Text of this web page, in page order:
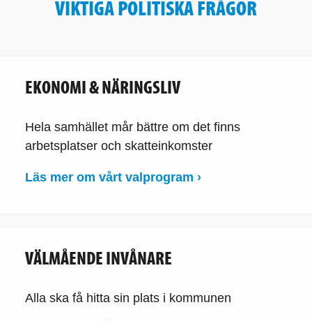
VIKTIGA POLITISKA FRÅGOR
EKONOMI & NÄRINGSLIV
Hela samhället mår bättre om det finns
arbetsplatser och skatteinkomster
Läs mer om vårt valprogram ›
VÄLMÅENDE INVÅNARE
Alla ska få hitta sin plats i kommunen